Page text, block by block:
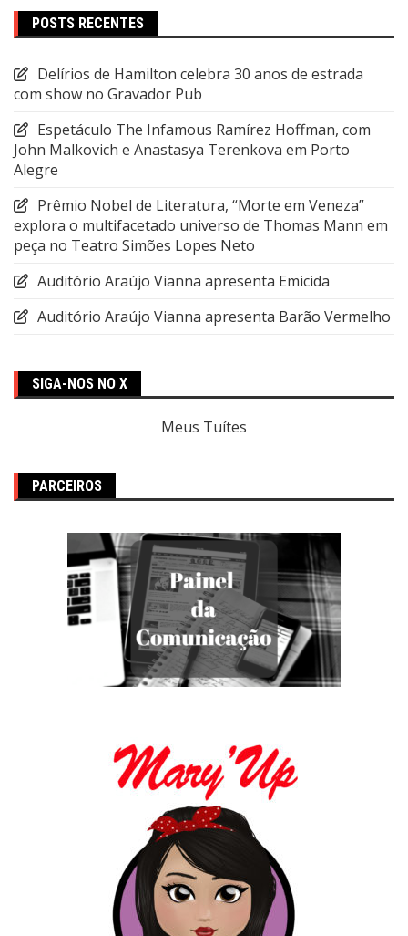
POSTS RECENTES
Delírios de Hamilton celebra 30 anos de estrada
com show no Gravador Pub
Espetáculo The Infamous Ramírez Hoffman, com
John Malkovich e Anastasya Terenkova em Porto
Alegre
Prêmio Nobel de Literatura, “Morte em Veneza”
explora o multifacetado universo de Thomas Mann em
peça no Teatro Simões Lopes Neto
Auditório Araújo Vianna apresenta Emicida
Auditório Araújo Vianna apresenta Barão Vermelho
SIGA-NOS NO X
Meus Tuítes
PARCEIROS